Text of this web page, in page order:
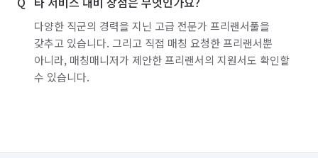
다양한 직군의 경력을 지닌 고급 전문가 프리랜서풀을
갖추고 있습니다. 그리고 직접 매칭 요청한 프리랜서뿐
아니라, 매칭매니저가 제안한 프리랜서의 지원서도 확인할
수 있습니다.